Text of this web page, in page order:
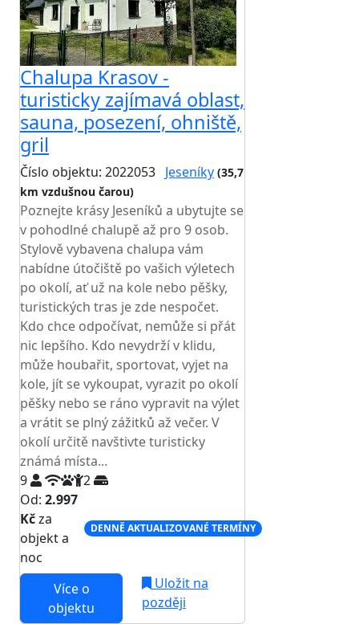
Chalupa Krasov -
turisticky zajímavá oblast,
sauna, posezení, ohniště,
gril
Číslo objektu: 2022053 Jeseníky (35,7
km vzdušnou čarou)
Poznejte krásy Jeseníků a ubytujte se
v pohodlné chalupě až pro 9 osob.
Stylově vybavena chalupa vám
nabídne útočiště po vašich výletech
po okolí, ať už na kole nebo pěšky,
turistických tras je zde nespočet.
Kdo chce odpočívat, nemůže si přát
nic lepšího. Kdo nevydrží v klidu,
může houbařit, sportovat, vyjet na
kole, jít se vykoupat, vyrazit po okolí
pěšky nebo se ráno vypravit na výlet
a vrátit se plný zážitků až večer. V
okolí určitě navštivte turisticky
známá místa...
9
2
Od: 2.997
Kčza
objekt a
noc
DENNĚ AKTUALIZOVANÉ TERMÍNY
Více o
objektu
Uložit na
později